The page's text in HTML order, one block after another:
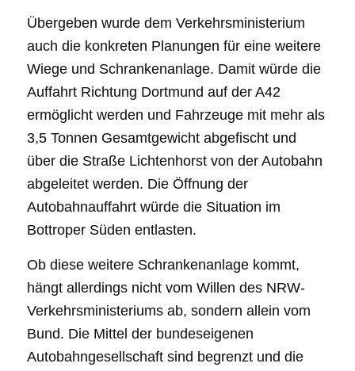
Übergeben wurde dem Verkehrsministerium
auch die konkreten Planungen für eine weitere
Wiege und Schrankenanlage. Damit würde die
Auffahrt Richtung Dortmund auf der A42
ermöglicht werden und Fahrzeuge mit mehr als
3,5 Tonnen Gesamtgewicht abgefischt und
über die Straße Lichtenhorst von der Autobahn
abgeleitet werden. Die Öffnung der
Autobahnauffahrt würde die Situation im
Bottroper Süden entlasten.
Ob diese weitere Schrankenanlage kommt,
hängt allerdings nicht vom Willen des NRW-
Verkehrsministeriums ab, sondern allein vom
Bund. Die Mittel der bundeseigenen
Autobahngesellschaft sind begrenzt und die